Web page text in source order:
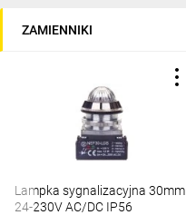
ZAMIENNIKI
Lampka sygnalizacyjna 30mm
24-230V AC/DC IP56